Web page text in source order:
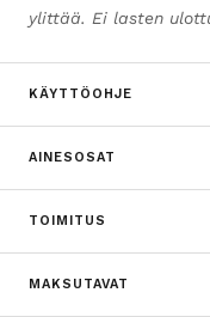
ylittää. Ei lasten
KÄYTTÖOHJE
AINESOSAT
TOIMITUS
MAKSUTAVAT